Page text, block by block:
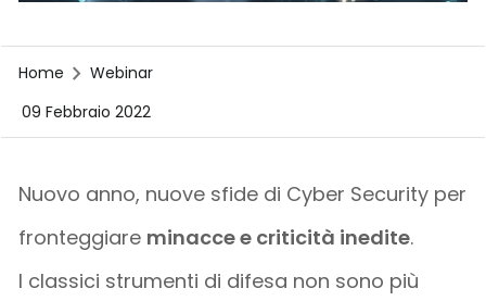
Home
Webinar
09 Febbraio 2022
Nuovo anno, nuove sfide di Cyber Security per
fronteggiare minacce e criticità inedite.
I classici strumenti di difesa non sono più